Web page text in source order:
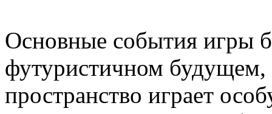
Основные события игры
футуристичном будущем,
пространство играет